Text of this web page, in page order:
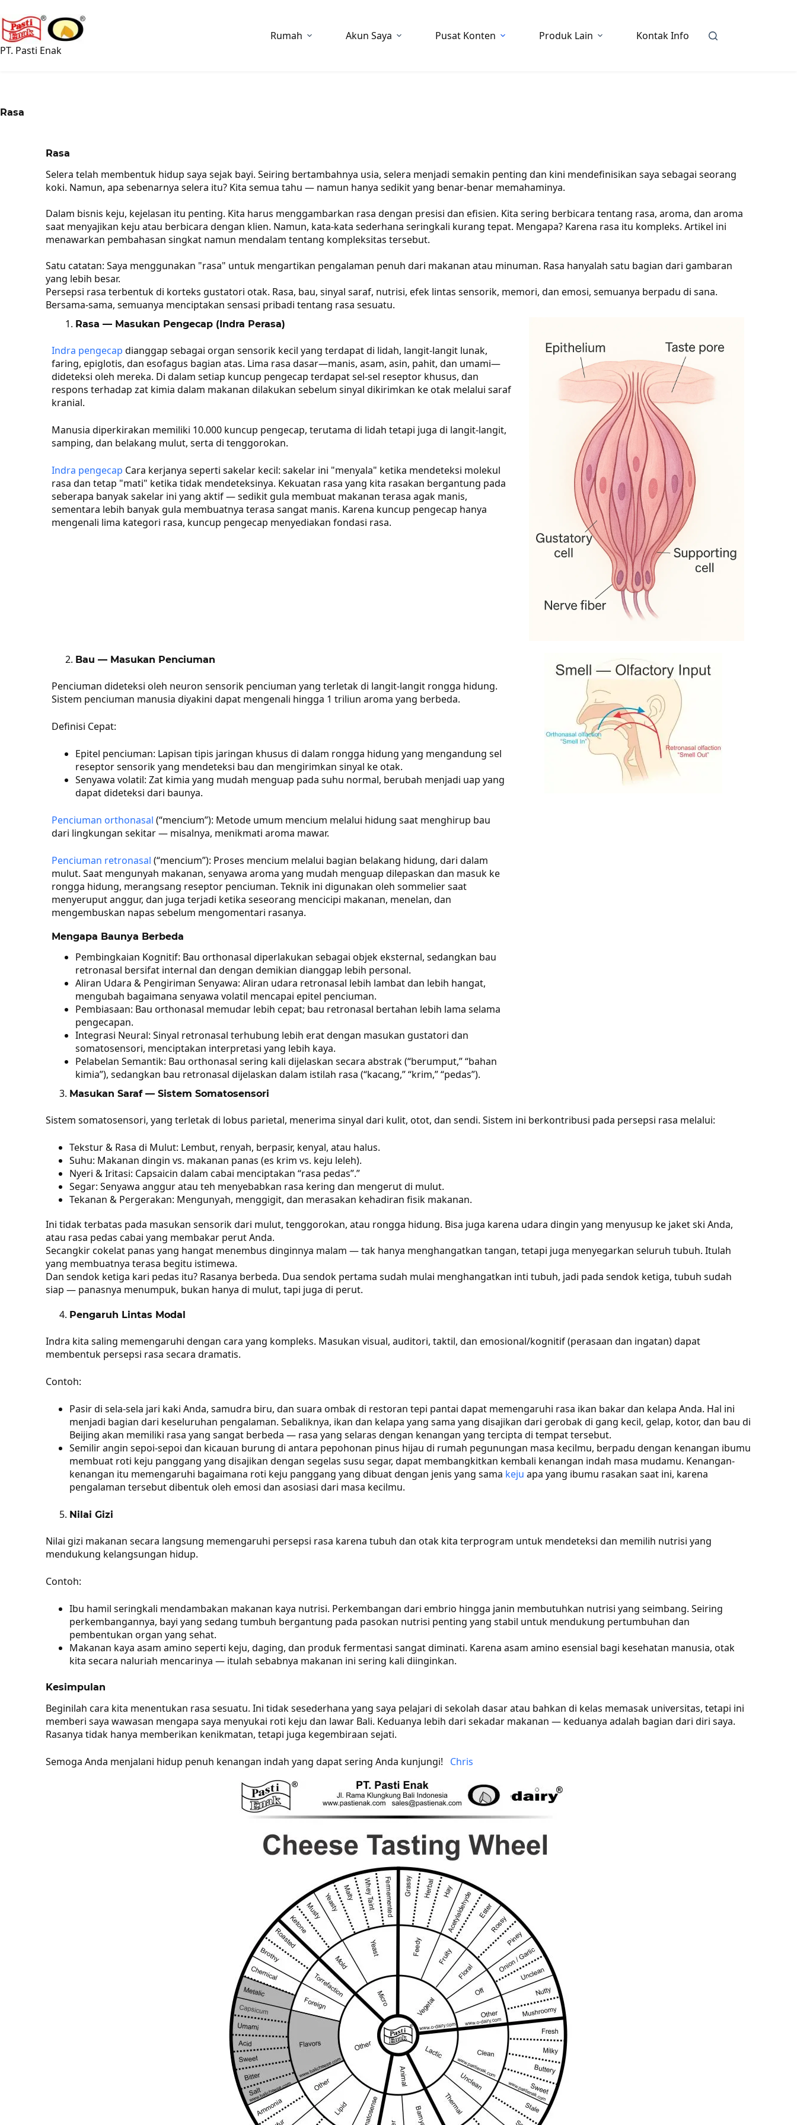
PT. Pasti Enak
Rumah Akun Saya Pusat Konten Produk Lain Kontak Info
Rasa
Rasa
Selera telah membentuk hidup saya sejak bayi. Seiring bertambahnya usia, selera menjadi semakin penting dan kini mendefinisikan saya sebagai seorang
koki. Namun, apa sebenarnya selera itu? Kita semua tahu — namun hanya sedikit yang benar-benar memahaminya.
Dalam bisnis keju, kejelasan itu penting. Kita harus menggambarkan rasa dengan presisi dan efisien. Kita sering berbicara tentang rasa, aroma, dan aroma
saat menyajikan keju atau berbicara dengan klien. Namun, kata-kata sederhana seringkali kurang tepat. Mengapa? Karena rasa itu kompleks. Artikel ini
menawarkan pembahasan singkat namun mendalam tentang kompleksitas tersebut.
Satu catatan: Saya menggunakan "rasa" untuk mengartikan pengalaman penuh dari makanan atau minuman. Rasa hanyalah satu bagian dari gambaran
yang lebih besar.
Persepsi rasa terbentuk di korteks gustatori otak. Rasa, bau, sinyal saraf, nutrisi, efek lintas sensorik, memori, dan emosi, semuanya berpadu di sana.
Bersama-sama, semuanya menciptakan sensasi pribadi tentang rasa sesuatu.
Rasa — Masukan Pengecap (Indra Perasa)
Indra pengecap dianggap sebagai organ sensorik kecil yang terdapat di lidah, langit-langit lunak,
faring, epiglotis, dan esofagus bagian atas. Lima rasa dasar—manis, asam, asin, pahit, dan umami—
dideteksi oleh mereka. Di dalam setiap kuncup pengecap terdapat sel-sel reseptor khusus, dan
respons terhadap zat kimia dalam makanan dilakukan sebelum sinyal dikirimkan ke otak melalui saraf
kranial.
Manusia diperkirakan memiliki 10.000 kuncup pengecap, terutama di lidah tetapi juga di langit-langit,
samping, dan belakang mulut, serta di tenggorokan.
Indra pengecap Cara kerjanya seperti sakelar kecil: sakelar ini "menyala" ketika mendeteksi molekul
rasa dan tetap "mati" ketika tidak mendeteksinya. Kekuatan rasa yang kita rasakan bergantung pada
seberapa banyak sakelar ini yang aktif — sedikit gula membuat makanan terasa agak manis,
sementara lebih banyak gula membuatnya terasa sangat manis. Karena kuncup pengecap hanya
mengenali lima kategori rasa, kuncup pengecap menyediakan fondasi rasa.
Bau — Masukan Penciuman
Penciuman dideteksi oleh neuron sensorik penciuman yang terletak di langit-langit rongga hidung.
Sistem penciuman manusia diyakini dapat mengenali hingga 1 triliun aroma yang berbeda.
Definisi Cepat:
Epitel penciuman: Lapisan tipis jaringan khusus di dalam rongga hidung yang mengandung sel
reseptor sensorik yang mendeteksi bau dan mengirimkan sinyal ke otak.
Senyawa volatil: Zat kimia yang mudah menguap pada suhu normal, berubah menjadi uap yang
dapat dideteksi dari baunya.
Penciuman orthonasal (“mencium”): Metode umum mencium melalui hidung saat menghirup bau
dari lingkungan sekitar — misalnya, menikmati aroma mawar.
Penciuman retronasal (“mencium”): Proses mencium melalui bagian belakang hidung, dari dalam
mulut. Saat mengunyah makanan, senyawa aroma yang mudah menguap dilepaskan dan masuk ke
rongga hidung, merangsang reseptor penciuman. Teknik ini digunakan oleh sommelier saat
menyeruput anggur, dan juga terjadi ketika seseorang mencicipi makanan, menelan, dan
mengembuskan napas sebelum mengomentari rasanya.
Mengapa Baunya Berbeda
Pembingkaian Kognitif: Bau orthonasal diperlakukan sebagai objek eksternal, sedangkan bau
retronasal bersifat internal dan dengan demikian dianggap lebih personal.
Aliran Udara & Pengiriman Senyawa: Aliran udara retronasal lebih lambat dan lebih hangat,
mengubah bagaimana senyawa volatil mencapai epitel penciuman.
Pembiasaan: Bau orthonasal memudar lebih cepat; bau retronasal bertahan lebih lama selama
pengecapan.
Integrasi Neural: Sinyal retronasal terhubung lebih erat dengan masukan gustatori dan
somatosensori, menciptakan interpretasi yang lebih kaya.
Pelabelan Semantik: Bau orthonasal sering kali dijelaskan secara abstrak (“berumput,” “bahan
kimia”), sedangkan bau retronasal dijelaskan dalam istilah rasa (“kacang,” “krim,” “pedas”).
Masukan Saraf — Sistem Somatosensori
Sistem somatosensori, yang terletak di lobus parietal, menerima sinyal dari kulit, otot, dan sendi. Sistem ini berkontribusi pada persepsi rasa melalui:
Tekstur & Rasa di Mulut: Lembut, renyah, berpasir, kenyal, atau halus.
Suhu: Makanan dingin vs. makanan panas (es krim vs. keju leleh).
Nyeri & Iritasi: Capsaicin dalam cabai menciptakan “rasa pedas”.”
Segar: Senyawa anggur atau teh menyebabkan rasa kering dan mengerut di mulut.
Tekanan & Pergerakan: Mengunyah, menggigit, dan merasakan kehadiran fisik makanan.
Ini tidak terbatas pada masukan sensorik dari mulut, tenggorokan, atau rongga hidung. Bisa juga karena udara dingin yang menyusup ke jaket ski Anda,
atau rasa pedas cabai yang membakar perut Anda.
Secangkir cokelat panas yang hangat menembus dinginnya malam — tak hanya menghangatkan tangan, tetapi juga menyegarkan seluruh tubuh. Itulah
yang membuatnya terasa begitu istimewa.
Dan sendok ketiga kari pedas itu? Rasanya berbeda. Dua sendok pertama sudah mulai menghangatkan inti tubuh, jadi pada sendok ketiga, tubuh sudah
siap — panasnya menumpuk, bukan hanya di mulut, tapi juga di perut.
Pengaruh Lintas Modal
Indra kita saling memengaruhi dengan cara yang kompleks. Masukan visual, auditori, taktil, dan emosional/kognitif (perasaan dan ingatan) dapat
membentuk persepsi rasa secara dramatis.
Contoh:
Pasir di sela-sela jari kaki Anda, samudra biru, dan suara ombak di restoran tepi pantai dapat memengaruhi rasa ikan bakar dan kelapa Anda. Hal ini
menjadi bagian dari keseluruhan pengalaman. Sebaliknya, ikan dan kelapa yang sama yang disajikan dari gerobak di gang kecil, gelap, kotor, dan bau di
Beijing akan memiliki rasa yang sangat berbeda — rasa yang selaras dengan kenangan yang tercipta di tempat tersebut.
Semilir angin sepoi-sepoi dan kicauan burung di antara pepohonan pinus hijau di rumah pegunungan masa kecilmu, berpadu dengan kenangan ibumu
membuat roti keju panggang yang disajikan dengan segelas susu segar, dapat membangkitkan kembali kenangan indah masa mudamu. Kenangan-
kenangan itu memengaruhi bagaimana roti keju panggang yang dibuat dengan jenis yang sama keju apa yang ibumu rasakan saat ini, karena
pengalaman tersebut dibentuk oleh emosi dan asosiasi dari masa kecilmu.
Nilai Gizi
Nilai gizi makanan secara langsung memengaruhi persepsi rasa karena tubuh dan otak kita terprogram untuk mendeteksi dan memilih nutrisi yang
mendukung kelangsungan hidup.
Contoh:
Ibu hamil seringkali mendambakan makanan kaya nutrisi. Perkembangan dari embrio hingga janin membutuhkan nutrisi yang seimbang. Seiring
perkembangannya, bayi yang sedang tumbuh bergantung pada pasokan nutrisi penting yang stabil untuk mendukung pertumbuhan dan
pembentukan organ yang sehat.
Makanan kaya asam amino seperti keju, daging, dan produk fermentasi sangat diminati. Karena asam amino esensial bagi kesehatan manusia, otak
kita secara naluriah mencarinya — itulah sebabnya makanan ini sering kali diinginkan.
Kesimpulan
Beginilah cara kita menentukan rasa sesuatu. Ini tidak sesederhana yang saya pelajari di sekolah dasar atau bahkan di kelas memasak universitas, tetapi ini
memberi saya wawasan mengapa saya menyukai roti keju dan lawar Bali. Keduanya lebih dari sekadar makanan — keduanya adalah bagian dari diri saya.
Rasanya tidak hanya memberikan kenikmatan, tetapi juga kegembiraan sejati.
Semoga Anda menjalani hidup penuh kenangan indah yang dapat sering Anda kunjungi! Chris